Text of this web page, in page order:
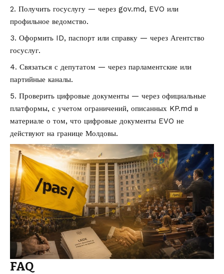
Получить госуслугу — через gov.md, EVO или
профильное ведомство.
Оформить ID, паспорт или справку — через Агентство
госуслуг.
Связаться с депутатом — через парламентские или
партийные каналы.
Проверить цифровые документы — через официальные
платформы, с учетом ограничений, описанных KP.md в
материале о том, что цифровые документы EVO не
действуют на границе Молдовы.
FAQ